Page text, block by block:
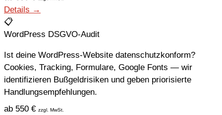
Details →
📋
WordPress DSGVO-Audit
Ist deine WordPress-Website datenschutzkonform?
Cookies, Tracking, Formulare, Google Fonts — wir
identifizieren Bußgeldrisiken und geben priorisierte
Handlungsempfehlungen.
ab 550 € zzgl. MwSt.